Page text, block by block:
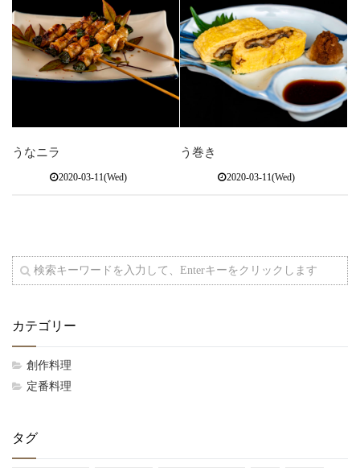
うなニラ
2020-03-11(Wed)
う巻き
2020-03-11(Wed)
カテゴリー
創作料理
定番料理
タグ